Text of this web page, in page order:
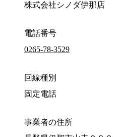
株式会社シノダ伊那店
電話番号
0265-78-3529
回線種別
固定電話
事業者の住所